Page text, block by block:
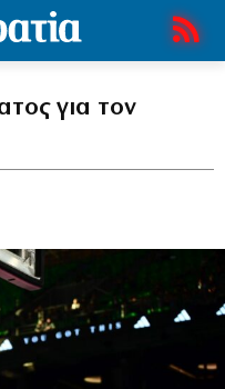
για τον